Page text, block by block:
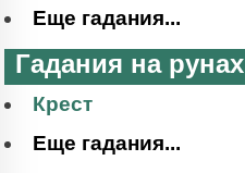
Еще гадания...
Гадания на рунах
Крест
Еще гадания...